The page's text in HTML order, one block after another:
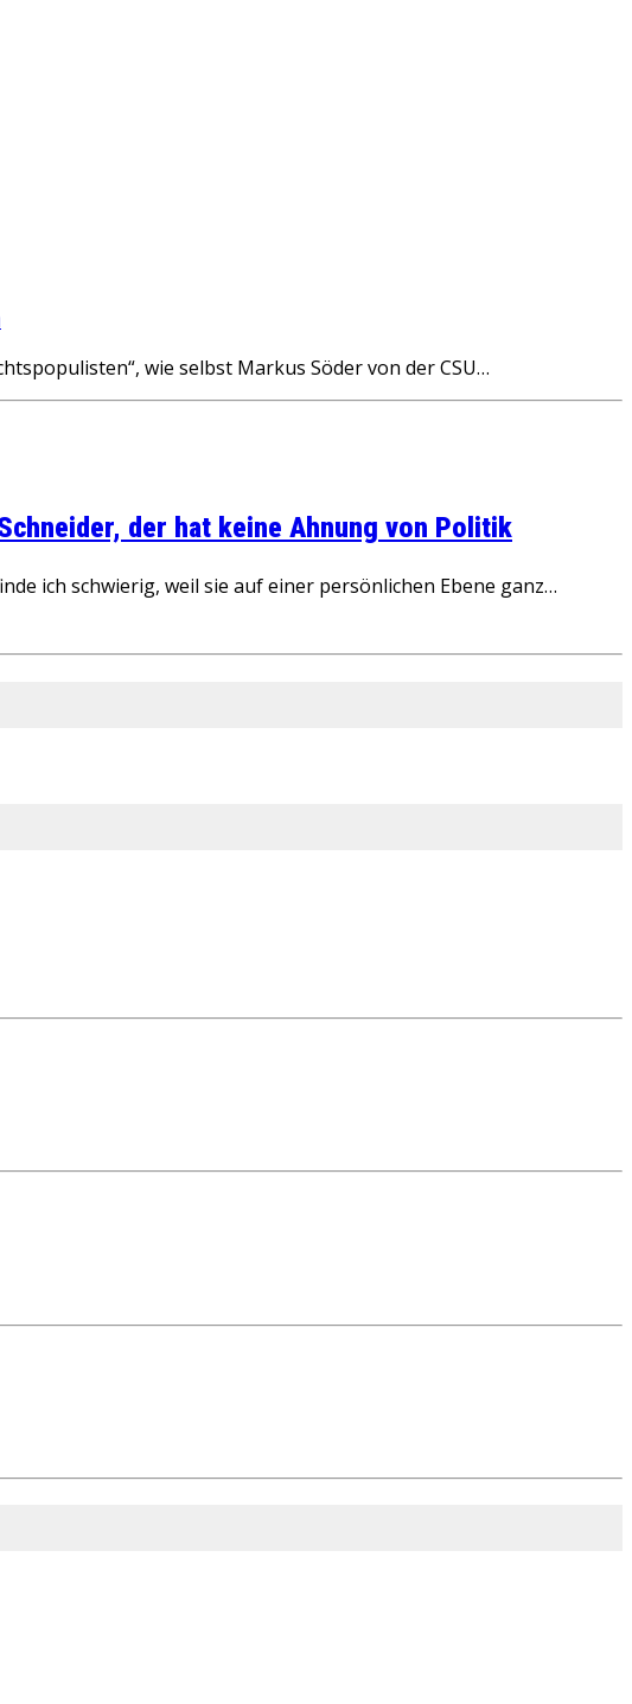
wie selbst Markus Söder von der CSU…
der hat keine Ahnung von Politik
ich schwierig, weil sie auf einer persönlichen Ebene ganz…